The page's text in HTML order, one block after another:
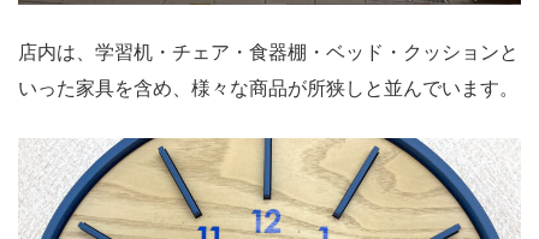
店内は、学習机・チェア・食器棚・ベッド・クッションと
いった家具を含め、様々な商品が所狭しと並んでいます。